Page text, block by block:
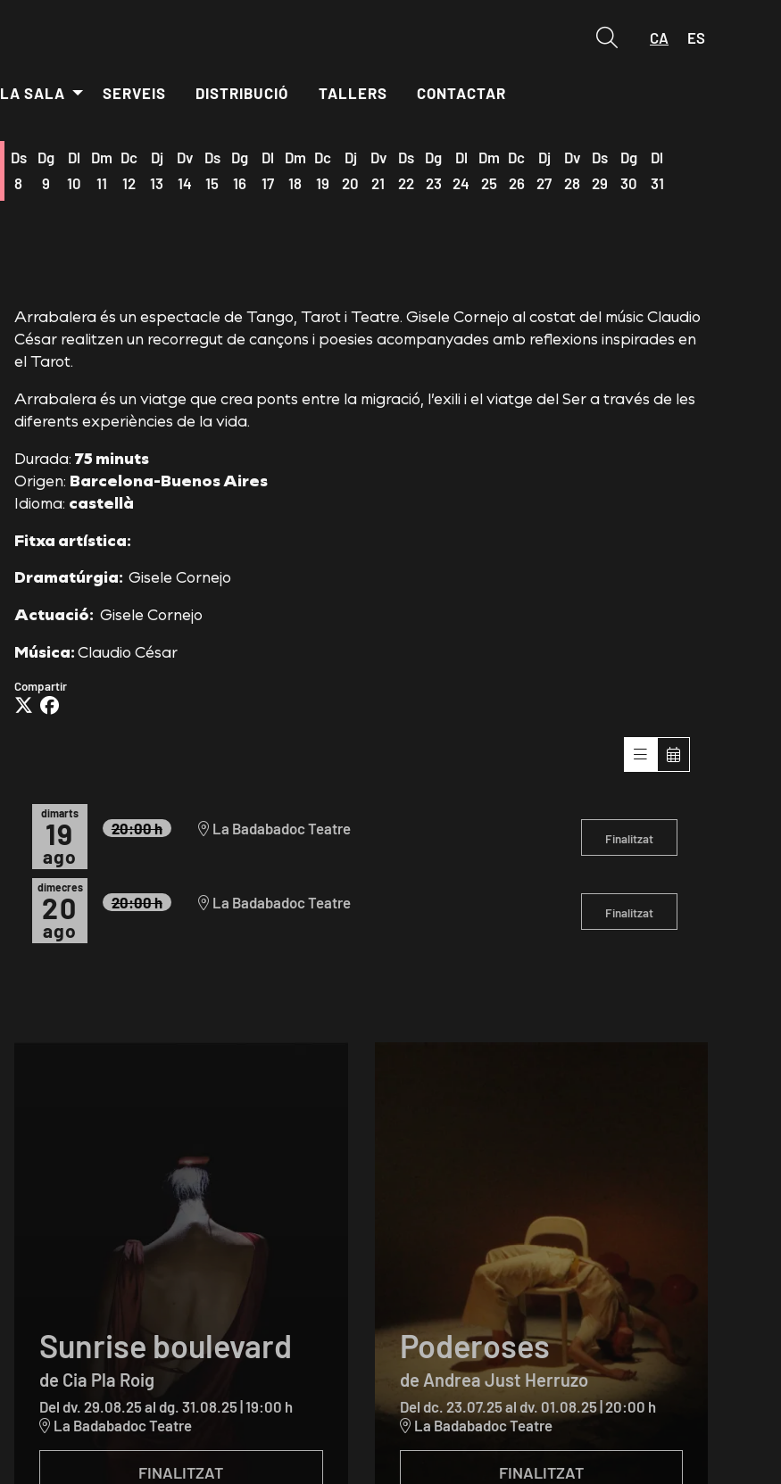
CA ES
LA SALA SERVEIS DISTRIBUCIÓ TALLERS CONTACTAR
Ds
8
Dg
9
Dl
10
Dm
11
Dc
12
Dj
13
Dv
14
Ds
15
Dg
16
Dl
17
Dm
18
Dc
19
Dj
20
Dv
21
Ds
22
Dg
23
Dl
24
Dm
25
Dc
26
Dj
27
Dv
28
Ds
29
Dg
30
Dl
31
Arrabalera és un espectacle de Tango, Tarot i Teatre. Gisele Cornejo al costat del músic Claudio
César realitzen un recorregut de cançons i poesies acompanyades amb reflexions inspirades en
el Tarot.
Arrabalera és un viatge que crea ponts entre la migració, l’exili i el viatge del Ser a través de les
diferents experiències de la vida.
Durada:75 minuts
Origen: Barcelona-Buenos Aires
Idioma: castellà
Fitxa artística:
Dramatúrgia:Gisele Cornejo
Actuació: Gisele Cornejo
Música:Claudio César
Compartir
dimarts
19
ago
20:00 h La Badabadoc Teatre Finalitzat
dimecres
20
ago
20:00 h La Badabadoc Teatre Finalitzat
FINALITZAT
Sunrise boulevard
de Cia Pla Roig
Del dv. 29.08.25al dg. 31.08.25|19:00 h
La Badabadoc Teatre
FINALITZAT
Poderoses
de Andrea Just Herruzo
Del dc. 23.07.25al dv. 01.08.25|20:00 h
La Badabadoc Teatre